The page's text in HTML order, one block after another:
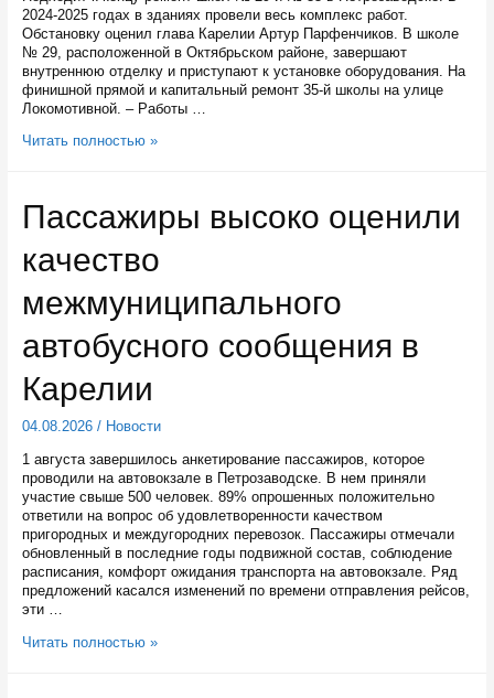
2024-2025 годах в зданиях провели весь комплекс работ.
Обстановку оценил глава Карелии Артур Парфенчиков. В школе
№ 29, расположенной в Октябрьском районе, завершают
внутреннюю отделку и приступают к установке оборудования. На
финишной прямой и капитальный ремонт 35-й школы на улице
Локомотивной. – Работы …
Две
начнут
работу
в
новом
году
капремонта
Читать полностью »
Пассажиры высоко оценили
качество
межмуниципального
автобусного сообщения в
Карелии
04.08.2026/ Новости
1 августа завершилось анкетирование пассажиров, которое
проводили на автовокзале в Петрозаводске. В нем приняли
участие свыше 500 человек. 89% опрошенных положительно
ответили на вопрос об удовлетворенности качеством
пригородных и междугородних перевозок. Пассажиры отмечали
обновленный в последние годы подвижной состав, соблюдение
расписания, комфорт ожидания транспорта на автовокзале. Ряд
предложений касался изменений по времени отправления рейсов,
эти …
Пассажиры
Читать полностью »